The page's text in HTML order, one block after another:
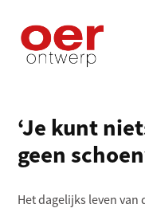
‘Je kunt
geen
Het dagelijks leven van